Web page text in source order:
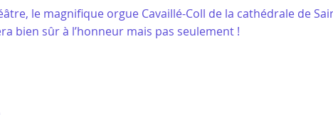
le magnifique orgue Cavaillé-Coll de la cathédrale de
bien sûr à l’honneur mais pas seulement !